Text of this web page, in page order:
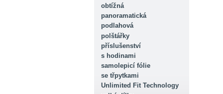
obtížná
panoramatická
podlahová
polštářky
příslušenství
s hodinami
samolepicí fólie
se třpytkami
Unlimited Fit Technology